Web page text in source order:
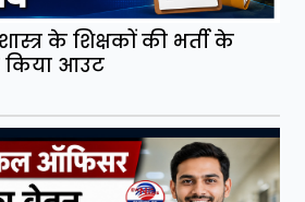
के शिक्षकों की भर्ती के
किया आउट